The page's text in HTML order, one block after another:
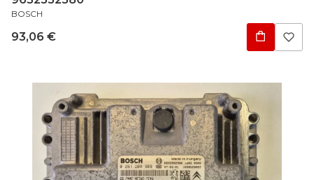
FABRICANTE
BOSCH
Preço
93,06 €